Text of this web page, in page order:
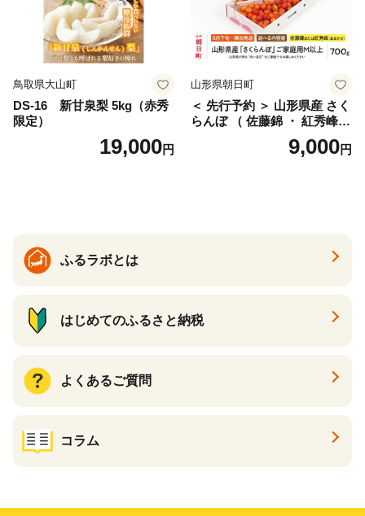
鳥取県大山町
DS-16 新甘泉梨 5kg（赤秀
限定）
19,000円
山形県朝日町
＜ 先行予約 ＞ 山形県産 さく
らんぼ （ 佐藤錦 ・ 紅秀峰
） ご家庭用 M以上 700g 【20
26年6月下旬から7月上旬発
9,000円
ふるラボとは
はじめてのふるさと納税
よくあるご質問
コラム